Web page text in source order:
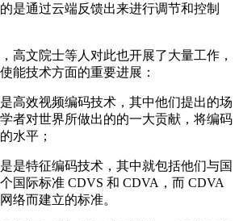
是通过云端反馈出来进行调节和控制
文院士等人对此也开展了大量工作，
能技术方面的重要进展：
效视频编码技术，其中他们提出的场
者对世界所做出的的一大贡献，将编码
水平；
特征编码技术，其中就包括他们与国
国际标准 CDVS 和 CDVA，而 CDVA
络而建立的标准。